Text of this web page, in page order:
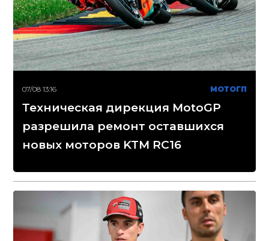
07/08 13:16 МОТОГП
Техническая дирекция MotoGP
разрешила ремонт оставшихся
новых моторов KTM RC16